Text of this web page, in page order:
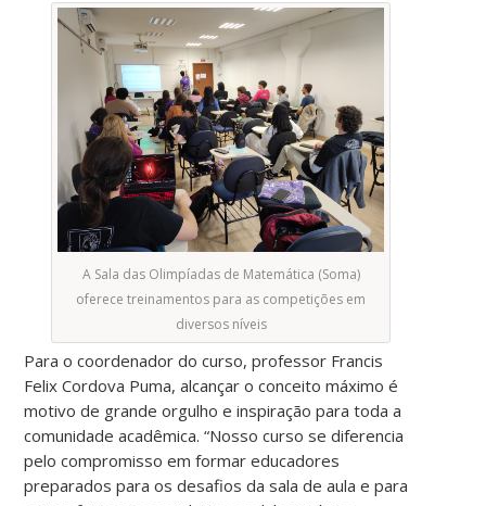
A Sala das Olimpíadas de Matemática (Soma)
oferece treinamentos para as competições em
diversos níveis
Para o coordenador do curso, professor Francis
Felix Cordova Puma, alcançar o conceito máximo é
motivo de grande orgulho e inspiração para toda a
comunidade acadêmica. “Nosso curso se diferencia
pelo compromisso em formar educadores
preparados para os desafios da sala de aula e para